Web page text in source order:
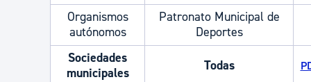
Organismos
autónomos
Patronato Municipal de
Deportes
Sociedades
municipales
Todas